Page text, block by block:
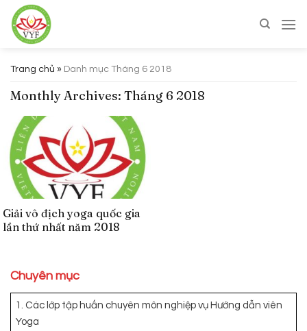
Skip
content
Trang chủ » Danh mục Tháng 6 2018
Monthly Archives: Tháng 6 2018
Giải vô địch yoga quốc gia
lần thứ nhất năm 2018
Chuyên mục
1. Các lớp tập huấn chuyên môn nghiệp vụ Hướng dẫn viên
Yoga